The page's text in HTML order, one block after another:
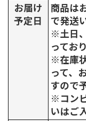
お届け
予定日
商品は
で発送
※土日
ってお
※在庫
って、
すので
※コン
いはご